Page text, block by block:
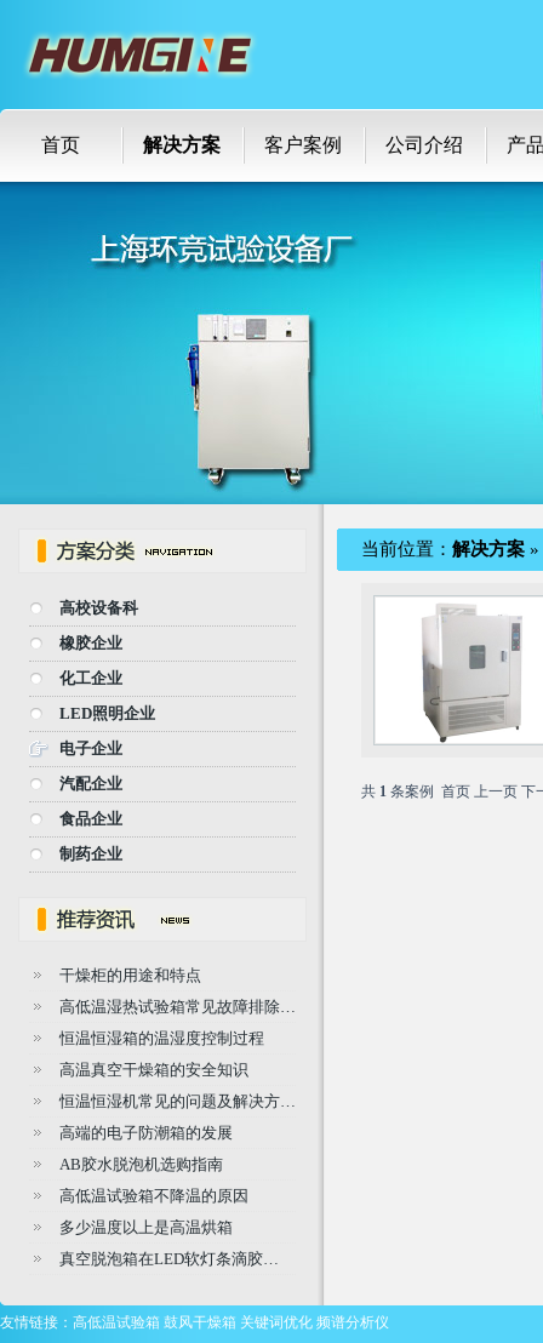
首页 解决方案 客户案例 公司介绍 产
高校设备科
橡胶企业
化工企业
LED照明企业
电子企业
汽配企业
食品企业
制药企业
干燥柜的用途和特点
高低温湿热试验箱常见故障排除…
恒温恒湿箱的温湿度控制过程
高温真空干燥箱的安全知识
恒温恒湿机常见的问题及解决方…
高端的电子防潮箱的发展
AB胶水脱泡机选购指南
高低温试验箱不降温的原因
多少温度以上是高温烘箱
真空脱泡箱在LED软灯条滴胶…
当前位置： 解决方案 »
共 1 条案例 首页 上一页 下
友情链接： 高低温试验箱 鼓风干燥箱 关键词优化 频谱分析仪